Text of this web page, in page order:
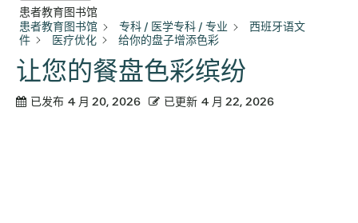
患者教育图书馆
患者教育图书馆
专科 / 医学专科 / 专业
西班牙语文
件
医疗优化 给你的盘子增添色彩
让您的餐盘色彩缤纷
已发布 4 月 20, 2026 已更新 4 月 22, 2026